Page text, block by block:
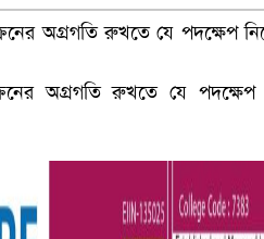
অগ্রগতি রুখতে যে পদক্ষেপ